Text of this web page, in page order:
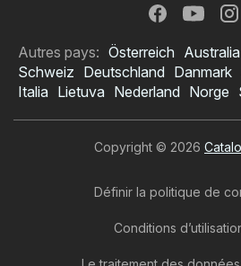
Autres pays: Österreich Australia
Schweiz Deutschland Danmark
Italia Lietuva Nederland Norge
Copyright © 2026
Définir la politique de
Conditions